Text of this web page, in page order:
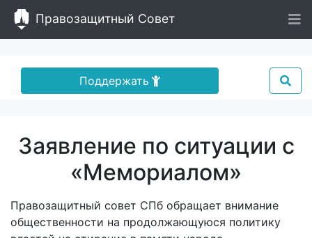
Правозащитный Совет
Поддержать
Заявление по ситуации с
«Мемориалом»
Правозащитный совет СПб обращает внимание
общественности на продолжающуюся политику